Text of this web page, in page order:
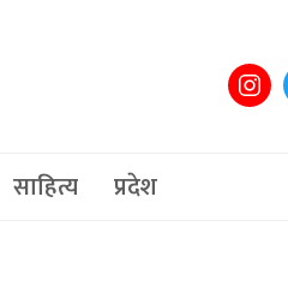
साहित्य प्रदेश